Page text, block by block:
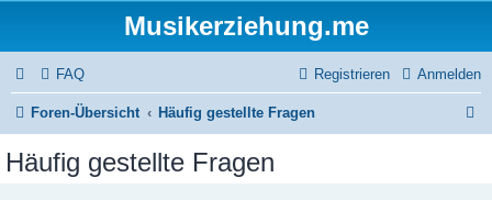
Musikerziehung.me
FAQ Anmelden
Registrieren
Foren-Übersicht Häufig gestellte Fragen
Häufig gestellte Fragen